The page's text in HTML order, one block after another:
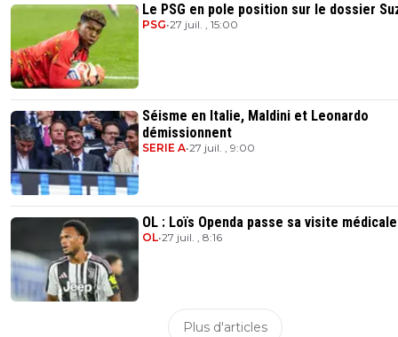
Le PSG en pole position sur le dossier
PSG•27 juil. , 15:00
Séisme en Italie, Maldini et Leonardo
démissionnent
SERIE A•27 juil. , 9:00
OL : Loïs Openda passe sa visite
OL•27 juil. , 8:16
Plus d'articles